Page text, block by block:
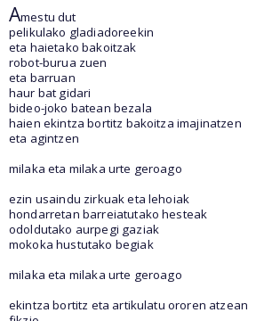
Amestu dut
pelikulako gladiadoreekin
eta haietako bakoitzak
robot-burua zuen
eta barruan
haur bat gidari
bideo-joko batean bezala
haien ekintza bortitz bakoitza imajinatzen
eta agintzen
milaka eta milaka urte geroago
ezin usaindu zirkuak eta lehoiak
hondarretan barreiatutako hesteak
odoldutako aurpegi gaziak
mokoka hustutako begiak
milaka eta milaka urte geroago
ekintza bortitz eta artikulatu ororen atzean